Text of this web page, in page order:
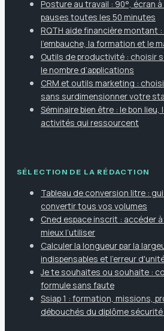
Posture au travail : 90°, écran
pauses toutes les 50 minutes
RQTH aide financière montant
l’embauche, la formation et le
Outils de productivité : choisir
le nombre d’applications
CRM et outils marketing :
sans surdimensionner votre
Séminaire bien être : le bon
activités qui ressourcent
SÉLECTION DE LA RÉDACTION
Tableau de conversion litre :
convertir tous vos volumes
Cned espace inscrit : accéder
mieux l’utiliser
Calculer la longueur par la
indispensables et l'erreur
Je te souhaites ou souhaite :
formule sans faute
Ssiap 1 : formation, missions,
débouchés du diplôme